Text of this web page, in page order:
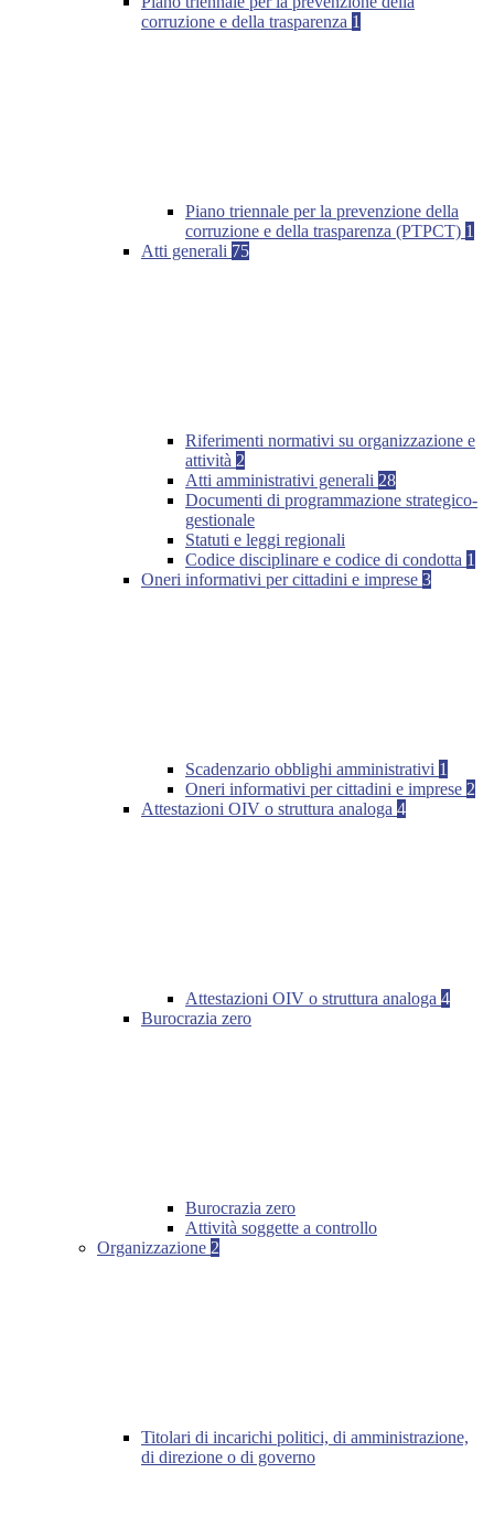
corruzione e della trasparenza 1
Piano triennale per la prevenzione della
corruzione e della trasparenza (PTPCT) 1
Atti generali 75
Riferimenti normativi su organizzazione e
attività 2
Atti amministrativi generali 28
Documenti di programmazione strategico-
gestionale
Statuti e leggi regionali
Codice disciplinare e codice di condotta 1
Oneri informativi per cittadini e imprese 3
Scadenzario obblighi amministrativi 1
Oneri informativi per cittadini e imprese 2
Attestazioni OIV o struttura analoga 4
Attestazioni OIV o struttura analoga 4
Burocrazia zero
Burocrazia zero
Attività soggette a controllo
Organizzazione 2
Titolari di incarichi politici, di amministrazione,
di direzione o di governo